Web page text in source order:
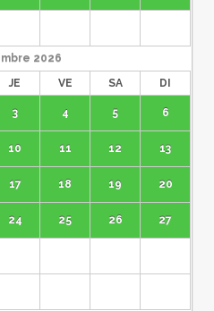
2026
JE VE SA DI
3 4 5 6
10 11 12 13
17 18 19 20
24 25 26 27